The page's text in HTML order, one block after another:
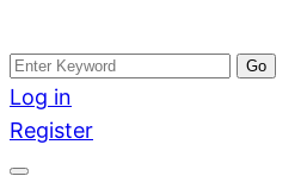
Skip
to
content
อสังหาโพสต์ รีวิวเยอะ รับจ้าง
ติดGoogleหน้าแรกได้จริงๆ ใน 7
รับจ้างโพสอสังหา ขายบ้าน อสั
เดียว ที่กล้าการันตีผลงาน ประ
Search
for:
Log in
Register